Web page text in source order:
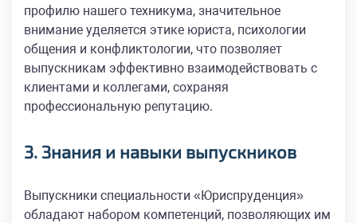
профилю нашего техникума, значительное
внимание уделяется этике юриста, психологии
общения и конфликтологии, что позволяет
выпускникам эффективно взаимодействовать с
клиентами и коллегами, сохраняя
профессиональную репутацию.
3. Знания и навыки выпускников
Выпускники специальности «Юриспруденция»
обладают набором компетенций, позволяющих им